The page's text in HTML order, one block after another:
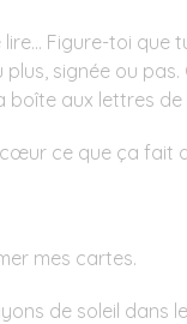
Figure-toi
signée ou pas.
aux lettres
ce que ça fait
mes cartes.
de soleil